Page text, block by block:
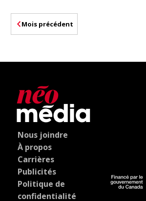
Mois précédent
Nous joindre
À propos
Carrières
Publicités
Politique de
confidentialité